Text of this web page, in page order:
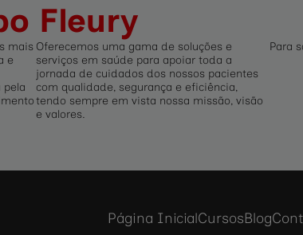
Fleury
mais
e
pela
Oferecemos uma gama de soluções e
serviços em saúde para apoiar toda a
jornada de cuidados dos nossos pacientes
com qualidade, segurança e eficiência,
tendo sempre em vista nossa missão, visão
e valores.
Para
Página InicialCursosBlog